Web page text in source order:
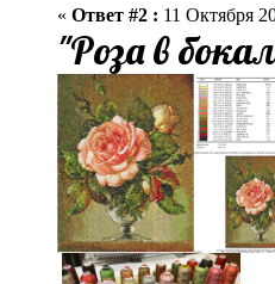
« Ответ #2 : 11 Октября
"Роза в